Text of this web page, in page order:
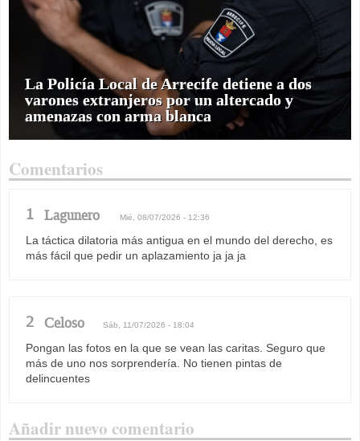
La Policía Local de Arrecife detiene a dos
varones extranjeros por un altercado y
amenazas con arma blanca
Comentarios
1 Lagunero Mié, 08/07/2026 - 12:36
La táctica dilatoria más antigua en el mundo del derecho, es
más fácil que pedir un aplazamiento ja ja ja
2 Celoso Sáb, 11/07/2026 - 18:04
Pongan las fotos en la que se vean las caritas. Seguro que
más de uno nos sorprendería. No tienen pintas de
delincuentes
Añadir nuevo comentario